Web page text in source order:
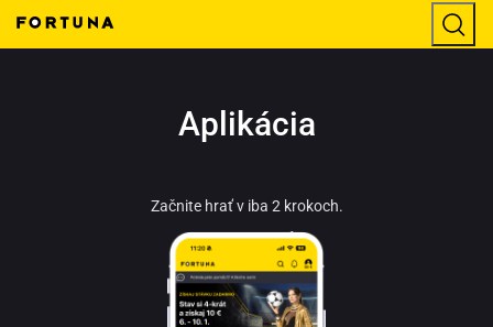
Aplikácia
Začnite hrať v iba 2 krokoch.